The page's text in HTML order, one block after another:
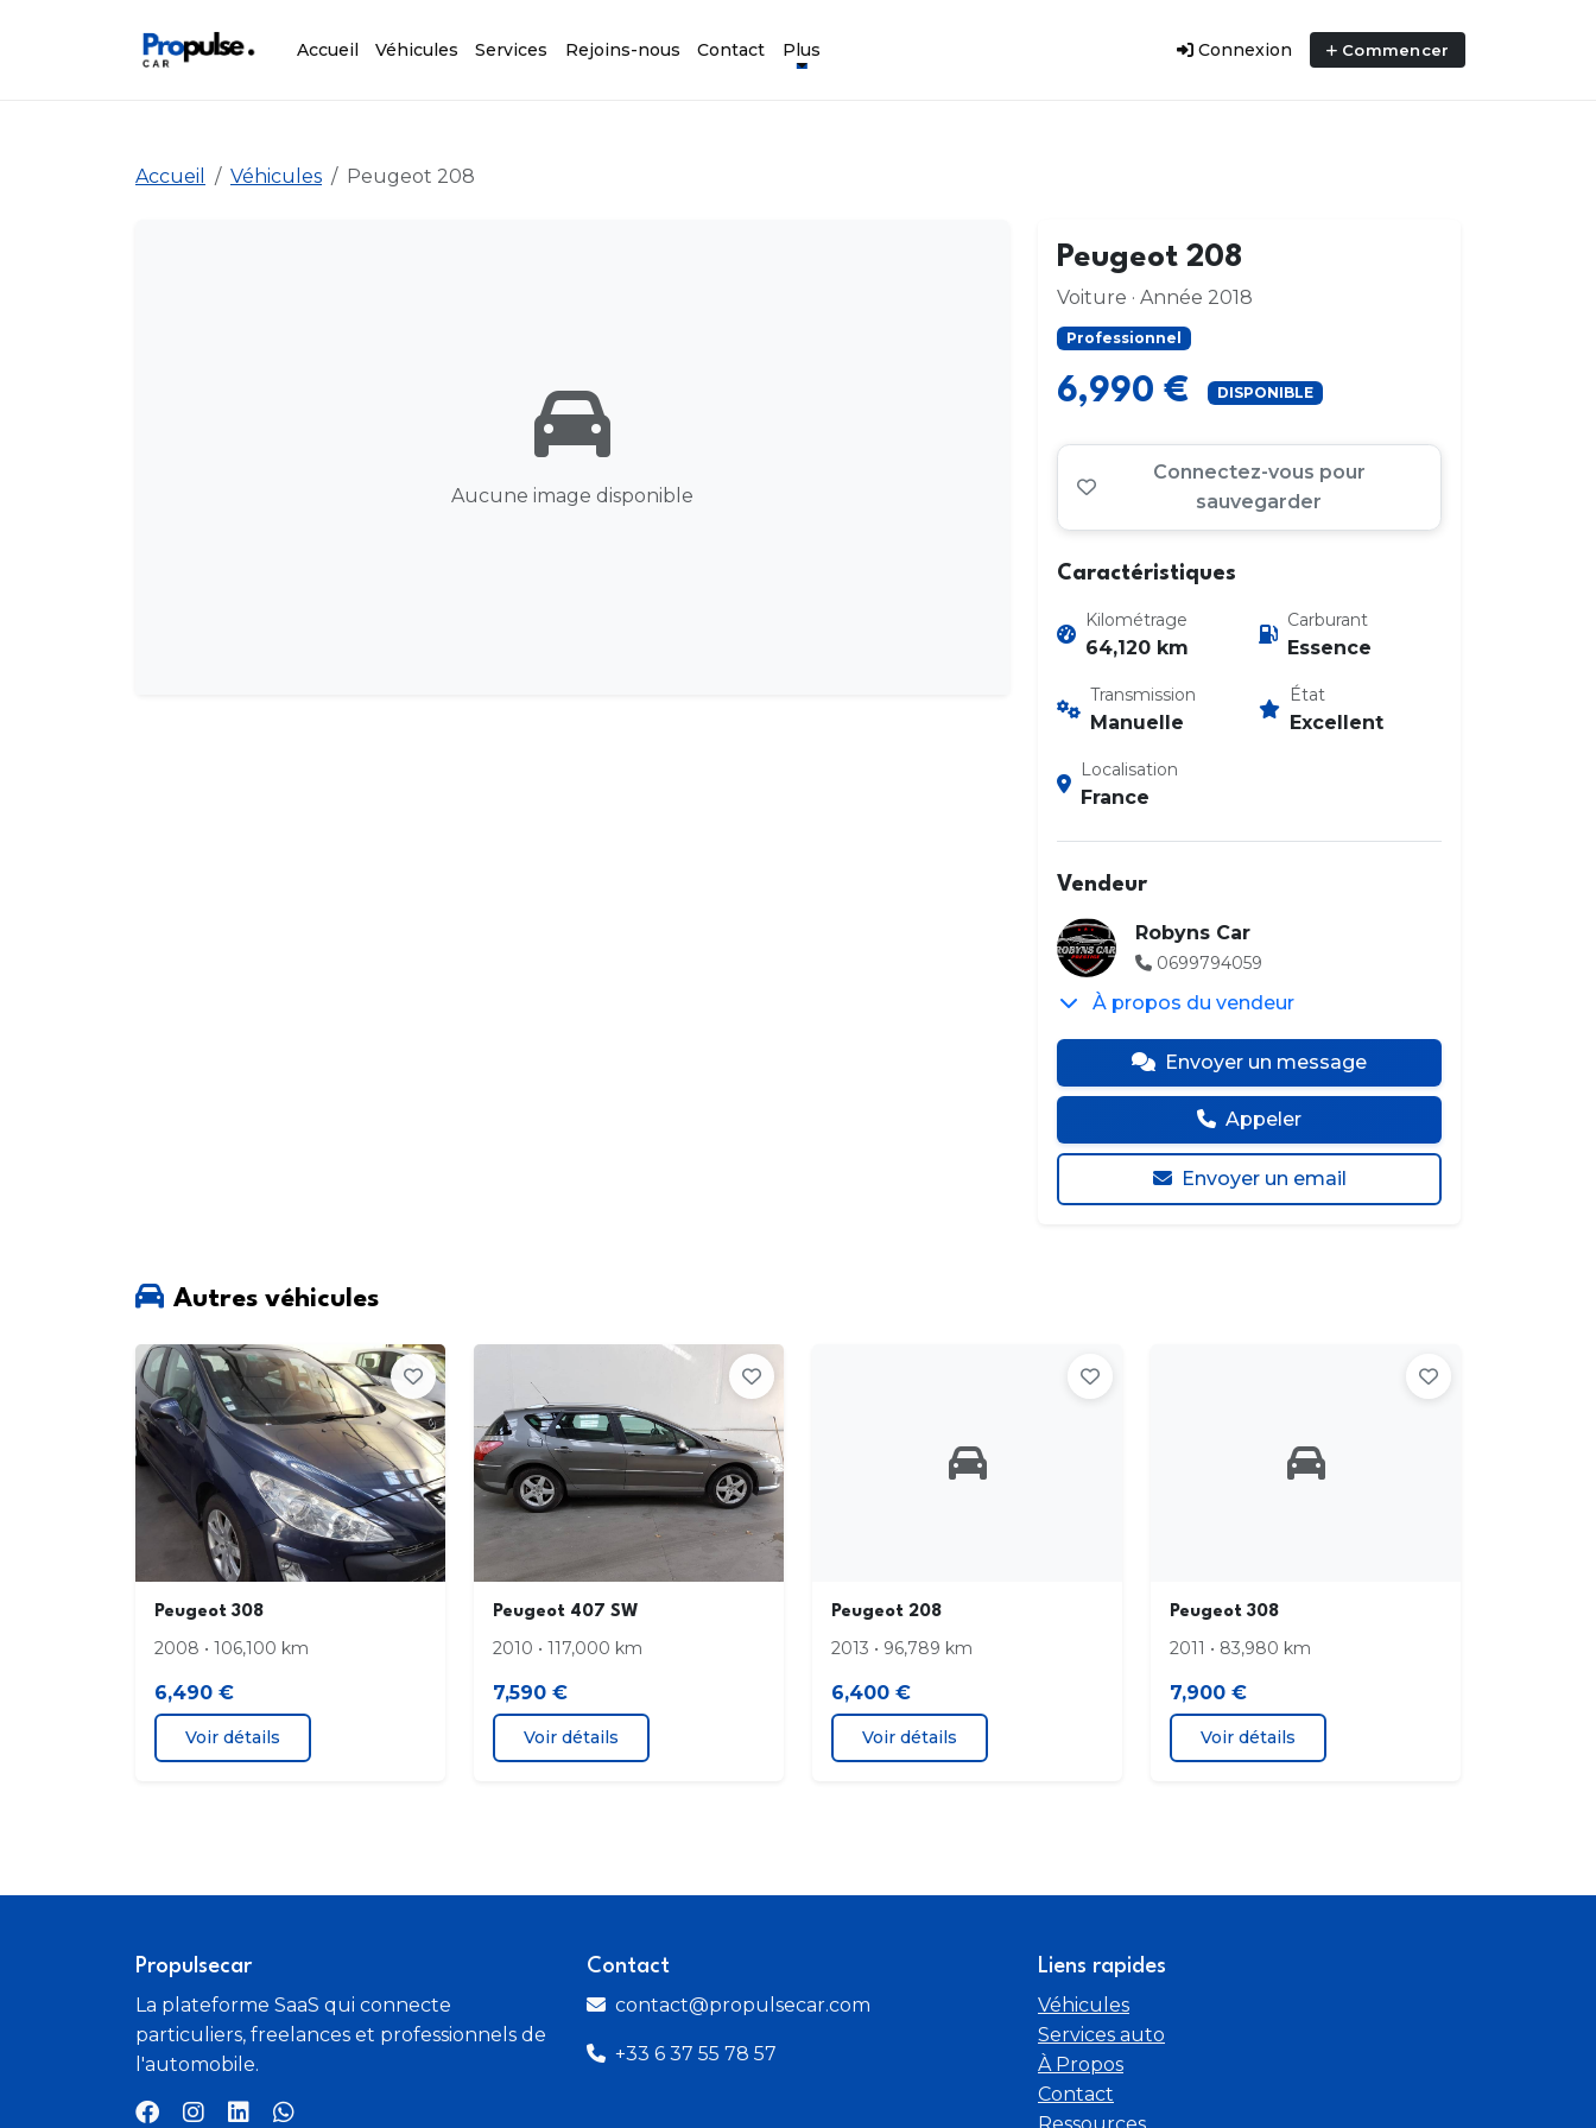
Accueil Véhicules Services Rejoins-nous Contact Plus Connexion Commencer
Accueil Véhicules Peugeot 208
Aucune image disponible
Peugeot 208
Voiture · Année 2018
Professionnel
6,990 € DISPONIBLE
Connectez-vous pour
sauvegarder
Caractéristiques
Kilométrage
64,120 km
Carburant
Essence
Transmission
Manuelle
État
Excellent
Localisation
France
Vendeur
Robyns Car
0699794059
À propos du vendeur
Envoyer un message
Appeler
Envoyer un email
Autres véhicules
Peugeot 308
2008 • 106,100 km
6,490 €
Voir détails
Peugeot 407 SW
2010 • 117,000 km
7,590 €
Voir détails
Peugeot 208
2013 • 96,789 km
6,400 €
Voir détails
Peugeot 308
2011 • 83,980 km
7,900 €
Voir détails
Propulsecar
La plateforme SaaS qui connecte
particuliers, freelances et professionnels de
l'automobile.
Contact
contact@propulsecar.com
+33 6 37 55 78 57
Liens rapides
Véhicules
Services auto
À Propos
Contact